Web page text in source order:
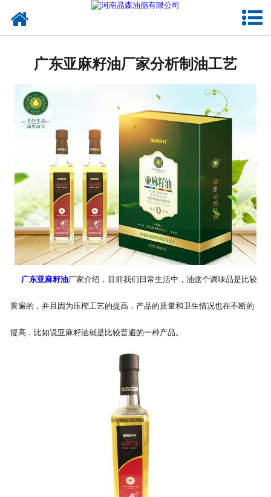
葡萄籽油
成功案例
新闻资讯
联系晶森
走进晶森
广东亚麻籽油厂家分析制油工艺
广东亚麻籽油厂家介绍，目前我们日常生活中，油这个调味品是比较
普遍的，并且因为压榨工艺的提高，产品的质量和卫生情况也在不断的
提高，比如说亚麻籽油就是比较普遍的一种产品。